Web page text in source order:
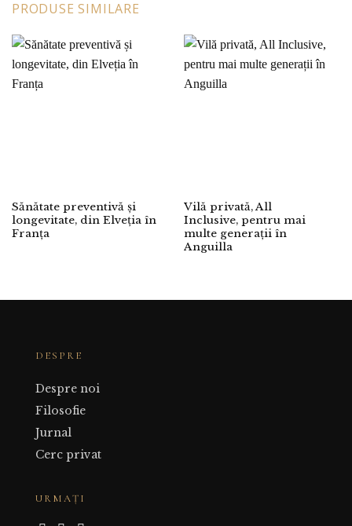
PRODUSE SIMILARE
Sănătate preventivă și
longevitate, din Elveția în
Franța
Vilă privată, All
Inclusive, pentru mai
multe generații în
Anguilla
DESPRE
Despre noi
Filosofie
Jurnal
Cerc privat
URMAȚI